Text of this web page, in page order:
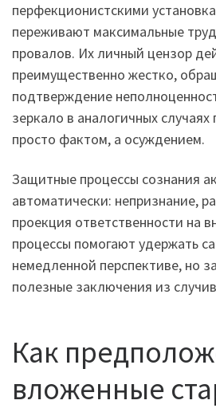
перфекционистскими
переживают максимальные
провалов. Их личный цензор
преимущественно жестко,
подтверждение
зеркало в аналогичных
просто фактом, а осуждением.
Защитные процессы сознания
автоматически: непризнание,
проекция ответственности на
процессы помогают удержать
немедленной перспективе, но
полезные заключения из
Как
вложенные